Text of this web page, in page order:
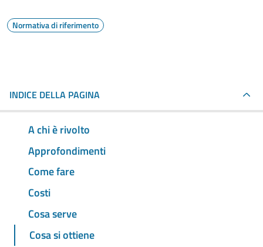
Normativa di riferimento
INDICE DELLA PAGINA
A chi è rivolto
Approfondimenti
Come fare
Costi
Cosa serve
Cosa si ottiene